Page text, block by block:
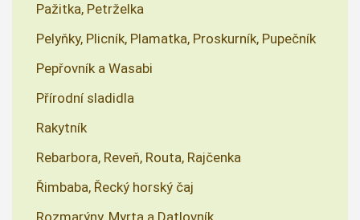
Pažitka, Petrželka
Pelyňky, Plicník, Plamatka, Proskurník, Pupečník
Pepřovník a Wasabi
Přírodní sladidla
Rakytník
Rebarbora, Reveň, Routa, Rajčenka
Řimbaba, Řecký horský čaj